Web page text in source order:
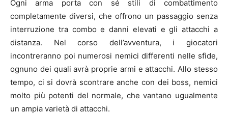
Ogni arma porta con sé stili di combattimento
completamente diversi, che offrono un passaggio senza
interruzione tra combo e danni elevati e gli attacchi a
distanza. Nel corso dell’avventura, i giocatori
incontreranno poi numerosi nemici differenti nelle sfide,
ognuno dei quali avrà proprie armi e attacchi. Allo stesso
tempo, ci si dovrà scontrare anche con dei boss, nemici
molto più potenti del normale, che vantano ugualmente
un ampia varietà di attacchi.